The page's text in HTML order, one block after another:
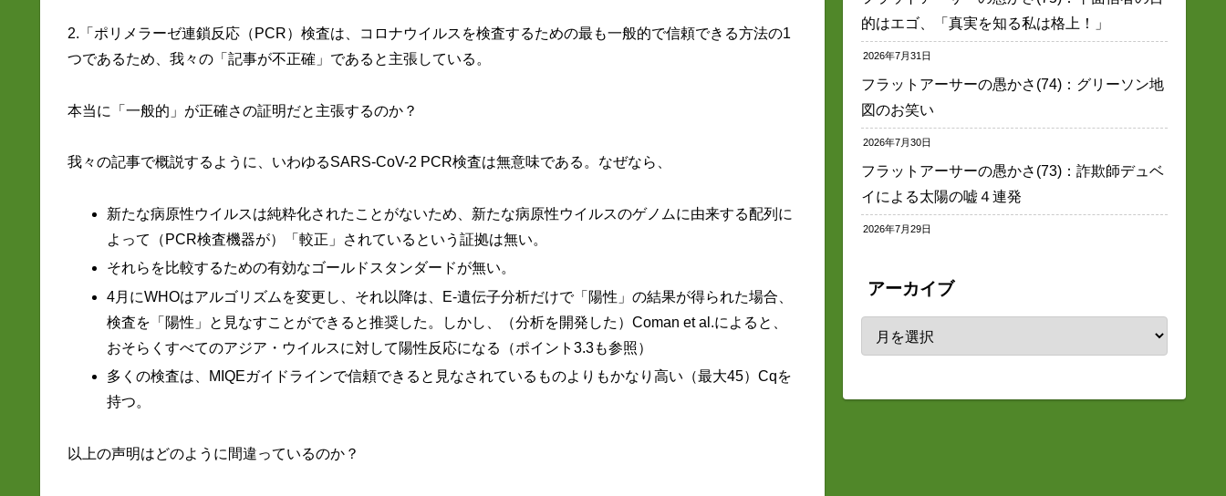
2.「ポリメラーゼ連鎖反応（PCR）検査は、コロナウイルスを検査するための最も一般的で信頼できる方法の1
つであるため、我々の「記事が不正確」であると主張している。
本当に「一般的」が正確さの証明だと主張するのか？
我々の記事で概説するように、いわゆるSARS-CoV-2 PCR検査は無意味である。なぜなら、
新たな病原性ウイルスは純粋化されたことがないため、新たな病原性ウイルスのゲノムに由来する配列に
よって（PCR検査機器が）「較正」されているという証拠は無い。
それらを比較するための有効なゴールドスタンダードが無い。
4月にWHOはアルゴリズムを変更し、それ以降は、E-遺伝子分析だけで「陽性」の結果が得られた場合、
検査を「陽性」と見なすことができると推奨した。しかし、（分析を開発した）Coman et al.によると、
おそらくすべてのアジア・ウイルスに対して陽性反応になる（ポイント3.3も参照）
多くの検査は、MIQEガイドラインで信頼できると見なされているものよりもかなり高い（最大45）Cqを
持つ。
以上の声明はどのように間違っているのか？
的はエゴ、「真実を知る私は格上！」
2026年7月31日
フラットアーサーの愚かさ(74)：グリーソン地
図のお笑い
2026年7月30日
フラットアーサーの愚かさ(73)：詐欺師デュベ
イによる太陽の嘘４連発
2026年7月29日
アーカイブ